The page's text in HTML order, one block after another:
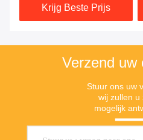
Krijg Beste Prijs
Verzend uw
Stuur ons uw
wij zullen u
mogelijk